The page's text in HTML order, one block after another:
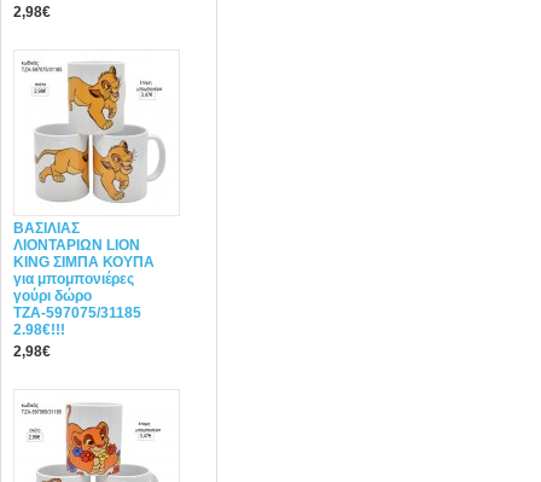
2,98€
ΒΑΣΙΛΙΑΣ
ΛΙΟΝΤΑΡΙΩΝ LION
KING ΣΙΜΠΑ ΚΟΥΠΑ
για μπομπονιέρες
γούρι δώρο
ΤΖΑ-597075/31185
2.98€!!!
2,98€